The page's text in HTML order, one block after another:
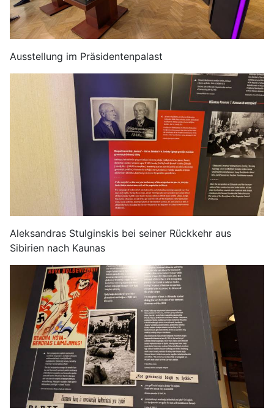
Ausstellung im Präsidentenpalast
Aleksandras Stulginskis bei seiner Rückkehr aus
Sibirien nach Kaunas